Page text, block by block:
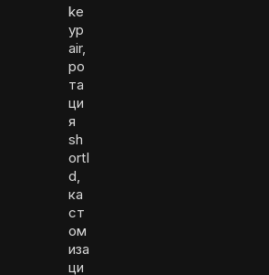
ke
yp
air,
ро
та
ци
я
sh
ortI
d,
ка
ст
ом
иза
ци